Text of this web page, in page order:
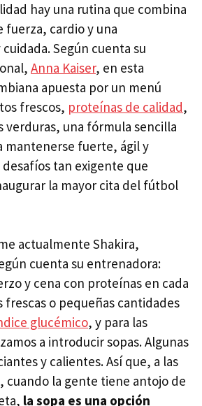
hay una rutina que combina
cardio y una
Según cuenta su
Anna Kaiser, en esta
apuesta por un menú
frescos, proteínas de calidad,
verduras, una fórmula sencilla
mantenerse fuerte, ágil y
tan exigente que
la mayor cita del fútbol
actualmente Shakira,
cuenta su entrenadora:
y cena con proteínas en cada
frescas o pequeñas cantidades
glucémico, y para las
a introducir sopas. Algunas
y calientes. Así que, a las
cuando la gente tiene antojo de
la sopa es una opción